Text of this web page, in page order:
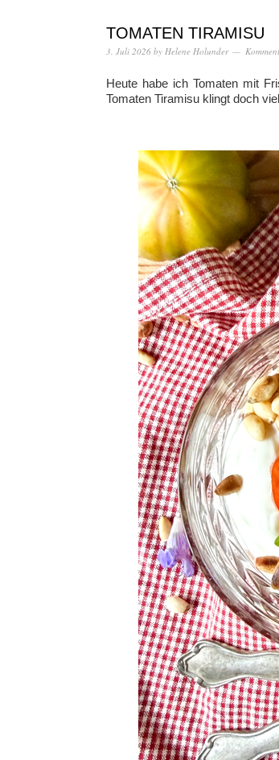
TOMATEN TIRAMISU
3. Juli 2026 by Helene Holunder
Heute habe ich Tomaten mit
Tomaten Tiramisu klingt doch